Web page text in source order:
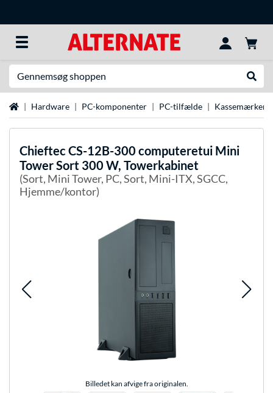
StartsideHardware PC-komponenter PC-tilfælde Kassemærker
Chieftec CS-12B-300 computeretui Mini
Tower Sort 300 W, Towerkabinet
(Sort, Mini Tower, PC, Sort, Mini-ITX, SGCC,
Hjemme/kontor)
Billedet kan afvige fra originalen.